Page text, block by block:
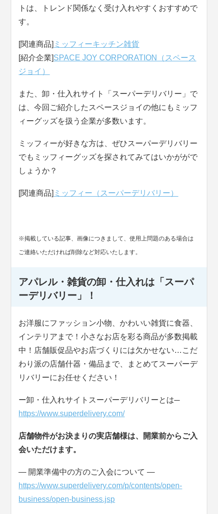
トは、トレンド関係なく受け入れやすくおすすめで
す。
[関連商品] ミッフィーキッチン雑貨
[紹介企業]SPACE JOY CORPORATION（スペース
ジョイ）
また、卸・仕入れサイト「スーパーデリバリー」で
は、今回ご紹介したスペースジョイの他にもミッフ
ィーグッズを扱う企業が多数います。
ミッフィーが好きな方は、ぜひスーパーデリバリー
でもミッフィーグッズを探されてみてはいかががで
しょうか？
[関連商品] ミッフィー（スーパーデリバリー）
※掲載している記事、画像につきまして、使用上問題のある場合は
ご連絡いただければ削除など対応いたします。
アパレル・雑貨の卸・仕入れは「スーパ
ーデリバリー」！
お洋服にファッション小物、かわいい雑貨に食器、
インテリアまで！小さなお店を彩る商品が多数掲載
中！店舗販促品やお店づくりには欠かせない…こだ
わり派の店舗什器・備品まで、まとめてスーパーデ
リバリーにお任せください！
ー卸・仕入れサイトスーパーデリバリーとは─
https://www.superdelivery.com/
店舗物件がお決まりの実店舗様は、開業前からご入
会いただけます。
― 開業準備中の方のご入会について ―
https://www.superdelivery.com/p/contents/open-
business/open-business.jsp